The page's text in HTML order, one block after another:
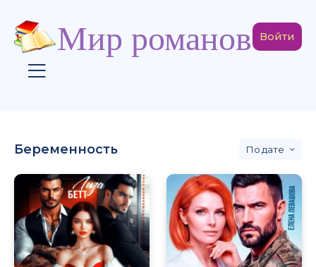
Мир романов Войти
Беременность дате